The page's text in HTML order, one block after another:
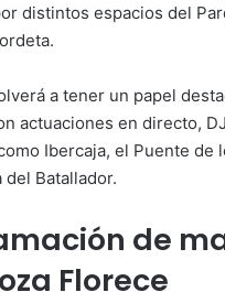
distintos espacios del
a tener un papel
actuaciones en directo,
Ibercaja, el Puente de
del Batallador.
de
Florece